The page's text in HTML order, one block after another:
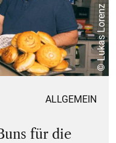
© Lukas Lorenz
ALLGEMEIN
für die